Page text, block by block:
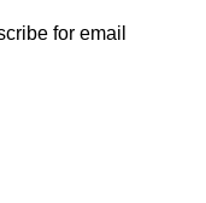
for email